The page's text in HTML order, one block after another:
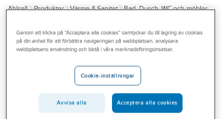
Kampanjer
Outlet
Branscher
Ahlsell Produkter Värme & Sanitet
Bad, Dusch, WC och möbler
GUSTAVSBERG
Tappventil för
vägg,
Gustavsberg
GBG TAPPVENTIL
Genom att klicka på "Acceptera alla cookies" samtycker du till lagring av cookies
på din enhet för att förbättra navigeringen på webbplatsen, analysera
webbplatsens användning och bistå i våra marknadsföringsinsatser.
Cookie-inställningar
Avvisa alla Acceptera alla cookies